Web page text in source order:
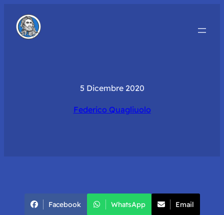
5 Dicembre 2020
Federico Quagliuolo
Facebook WhatsApp Email